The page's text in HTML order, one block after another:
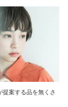
案する品を無くさ